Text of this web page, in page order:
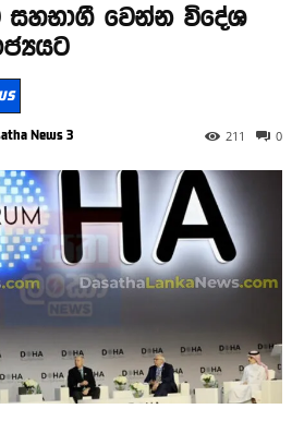
සහභාගී වෙන්න විදේශ
News 3 0
211